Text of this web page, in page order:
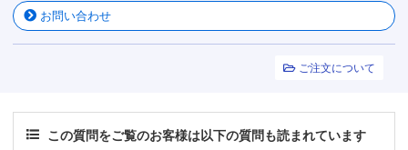
お問い合わせ
ご注文について
この質問をご覧のお客様は以下の質問も読まれています